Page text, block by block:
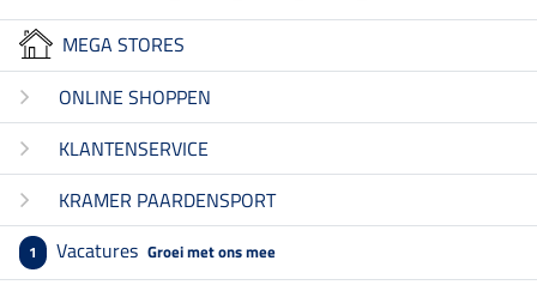
MEGA STORES
ONLINE SHOPPEN
KLANTENSERVICE
KRAMER PAARDENSPORT
1 Vacatures Groei met ons mee